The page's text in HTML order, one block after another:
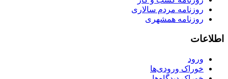
روزنامه مردم سالاری
روزنامه همشهری
اطلاعات
ورود
خوراک ورودی‌ها